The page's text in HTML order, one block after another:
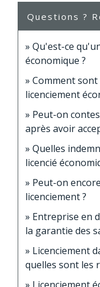
Questions ?
Qu'est-ce
économique ?
Comment
licenciement
Peut-on
après avoir
Quelles
licencié
Peut-on
licenciement ?
Entreprise en
la garantie des
Licenciement
quelles sont les